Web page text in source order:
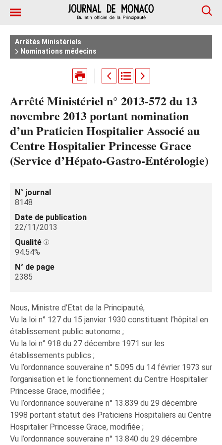
Arrêtés Ministériels
Nominations médecins
Arrêté Ministériel n° 2013-572 du 13
novembre 2013 portant nomination
d’un Praticien Hospitalier Associé au
Centre Hospitalier Princesse Grace
(Service d’Hépato-Gastro-Entérologie)
N° journal
8148
Date de publication
22/11/2013
Qualité
94.54%
N° de page
2385
Nous, Ministre d’Etat de la Principauté,
Vu la loi n° 127 du 15 janvier 1930 constituant l’hôpital en
établissement public autonome ;
Vu la loi n° 918 du 27 décembre 1971 sur les
établissements publics ;
Vu l’ordonnance souveraine n° 5.095 du 14 février 1973 sur
l’organisation et le fonctionnement du Centre Hospitalier
Princesse Grace, modifiée ;
Vu l’ordonnance souveraine n° 13.839 du 29 décembre
1998 portant statut des Praticiens Hospitaliers au Centre
Hospitalier Princesse Grace, modifiée ;
Vu l’ordonnance souveraine n° 13.840 du 29 décembre